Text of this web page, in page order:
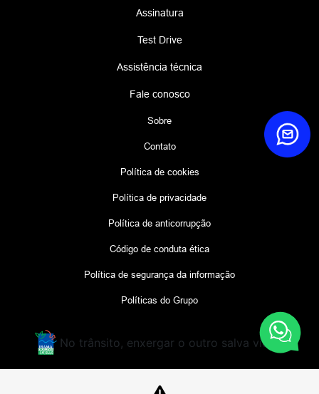
Assinatura
Test Drive
Assistência técnica
Fale conosco
Sobre
Contato
Política de cookies
Política de privacidade
Política de anticorrupção
Código de conduta ética
Política de segurança da informação
Políticas do Grupo
No trânsito, enxergar o outro salva vidas.